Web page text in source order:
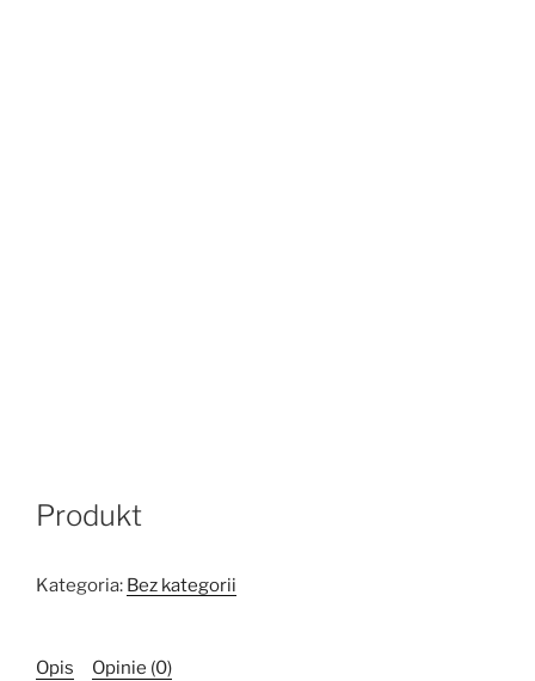
Produkt
Kategoria: Bez kategorii
Opis Opinie (0)